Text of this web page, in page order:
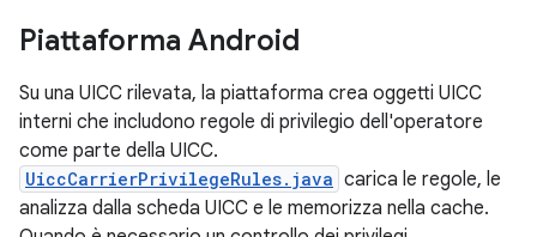
Piattaforma Android
Su una UICC rilevata, la piattaforma crea oggetti UICC
interni che includono regole di privilegio dell'operatore
come parte della UICC.
UiccCarrierPrivilegeRules.java carica le regole, le
analizza dalla scheda UICC e le memorizza nella cache.